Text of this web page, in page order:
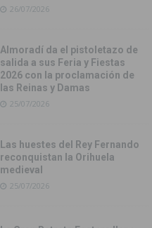
26/07/2026
Almoradí da el pistoletazo de
salida a sus Feria y Fiestas
2026 con la proclamación de
las Reinas y Damas
25/07/2026
Las huestes del Rey Fernando
reconquistan la Orihuela
medieval
25/07/2026